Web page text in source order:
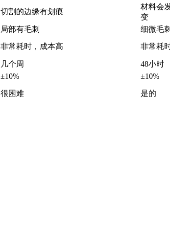
切割的边缘有划痕
材料会
变
局部有毛刺 细微毛刺
非常耗时，成本高 非常耗
几个周 48小时
±10% ±10%
很困难 是的